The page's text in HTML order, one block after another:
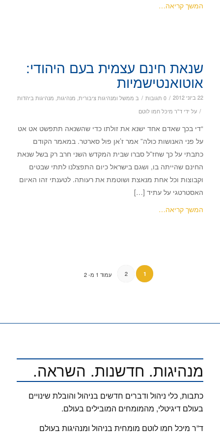
המשך קריאה…
שנאת חינם עצמית בעם היהודי:
אוטואנטישמיות
22 ביוני 2012 / 0 תגובות / ב ממשל ומנהיגות ציבורית, מנהיגות, מנהיגות ביהדות
/ על ידיד"ר מיכל חמו לוטם
“די בכך שאדם אחד ישנא את זולתו כדי שהשנאה תתפשט אט אט
על פני האנושות כולה” אמר ז’אן פול סארטר. במאמר הקודם
כתבתי על כך שחז”ל סברו שבית המקדש השני חרב רק בשל שנאת
החינם שהייתה בו, ושגם בישראל כיום התפצלנו לתתי שבטים
וקבוצות וכל אחת מנאצת ושוטמת את רעותה. לטענתי זהו האיום
האסטרטגי על עתיד […]
המשך קריאה…
עמוד 1 מ- 2 1
2
מנהיגות. חדשנות. השראה.
כתבות, כלי ניהול ודברים חדשים בניהול והובלת שינויים
בעולם דיגיטלי, מהמומחים המובילים בעולם.
ד”ר מיכל חמו לוטם מומחית בניהול ומנהיגות בעולם